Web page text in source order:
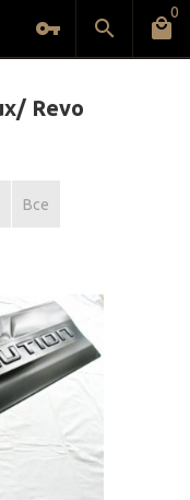
0
Revo
Все